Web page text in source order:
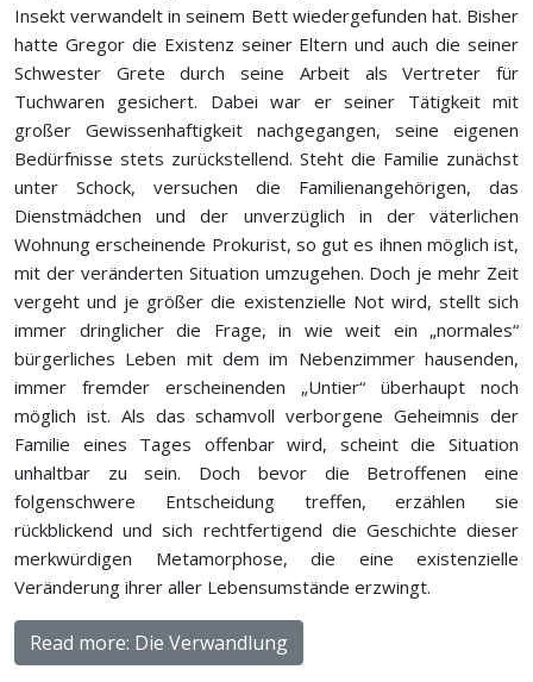
Insekt verwandelt in seinem Bett wiedergefunden hat. Bisher
hatte Gregor die Existenz seiner Eltern und auch die seiner
Schwester Grete durch seine Arbeit als Vertreter für
Tuchwaren gesichert. Dabei war er seiner Tätigkeit mit
großer Gewissenhaftigkeit nachgegangen, seine eigenen
Bedürfnisse stets zurückstellend. Steht die Familie zunächst
unter Schock, versuchen die Familienangehörigen, das
Dienstmädchen und der unverzüglich in der väterlichen
Wohnung erscheinende Prokurist, so gut es ihnen möglich ist,
mit der veränderten Situation umzugehen. Doch je mehr Zeit
vergeht und je größer die existenzielle Not wird, stellt sich
immer dringlicher die Frage, in wie weit ein „normales“
bürgerliches Leben mit dem im Nebenzimmer hausenden,
immer fremder erscheinenden „Untier“ überhaupt noch
möglich ist. Als das schamvoll verborgene Geheimnis der
Familie eines Tages offenbar wird, scheint die Situation
unhaltbar zu sein. Doch bevor die Betroffenen eine
folgenschwere Entscheidung treffen, erzählen sie
rückblickend und sich rechtfertigend die Geschichte dieser
merkwürdigen Metamorphose, die eine existenzielle
Veränderung ihrer aller Lebensumstände erzwingt.
Read more: Die Verwandlung